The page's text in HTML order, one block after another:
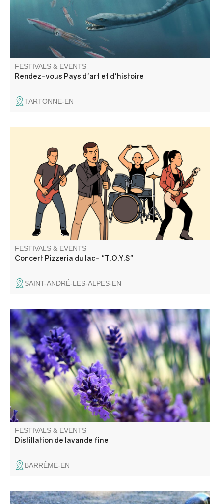
FESTIVALS & EVENTS
Rendez-vous Pays d'art et d'histoire
TARTONNE-EN
Groupe de Rock. Barbecue géant, pizzas au feu de bois,
tout ce qu'il faut pour passer une excellente soirée.
FESTIVALS & EVENTS
Concert Pizzeria du lac- "T.O.Y.S"
SAINT-ANDRÉ-LES-ALPES-EN
L’association « Alambics » vous propose une
démonstration de distillation de lavande fine dans les
alambics à vapeur au cœur du jardin du musée
intercommunal de la Distillerie.
FESTIVALS & EVENTS
Distillation de lavande fine
BARRÊME-EN